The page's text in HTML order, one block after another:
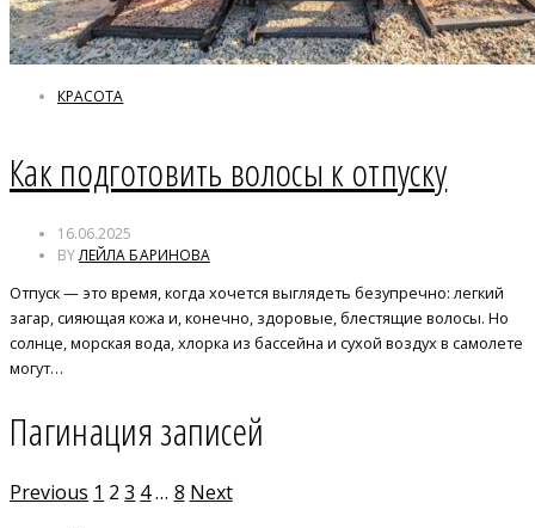
КРАСОТА
Как подготовить волосы к отпуску
16.06.2025
BYЛЕЙЛА БАРИНОВА
Отпуск — это время, когда хочется выглядеть безупречно: легкий
загар, сияющая кожа и, конечно, здоровые, блестящие волосы. Но
солнце, морская вода, хлорка из бассейна и сухой воздух в самолете
могут…
Пагинация записей
Previous 1 2 3 4… 8 Next